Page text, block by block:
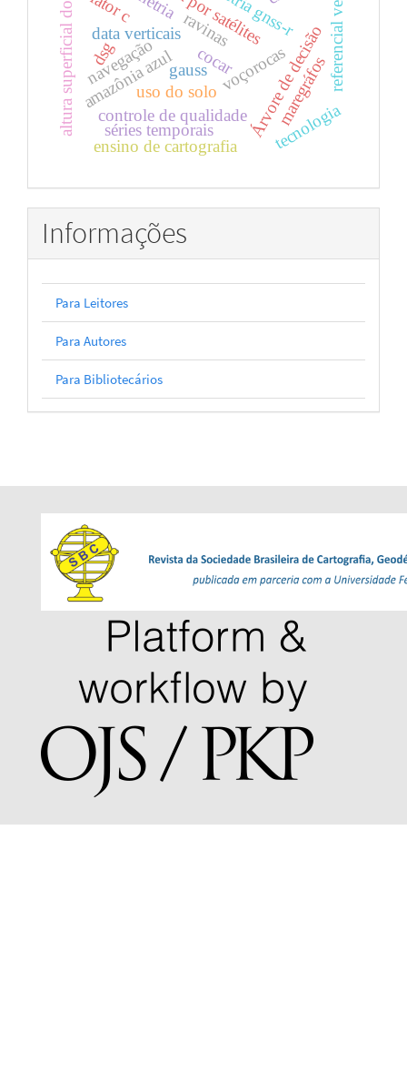
data verticais
amazônia azul voçorocas
ravinas
uso do solo Árvore de decisão
altura superficial do mar controle de qualidade
referencial vertical
séries temporais
maregráfos
navegação cocar
dsg
gauss
tecnologia
ensino de cartografia
Informações
Para Leitores
Para Autores
Para Bibliotecários